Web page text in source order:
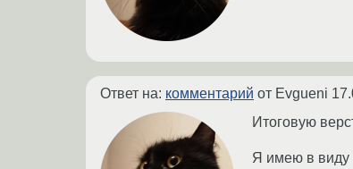
Ответ на: комментарий от Evgueni
Итоговую
Я имею в виду